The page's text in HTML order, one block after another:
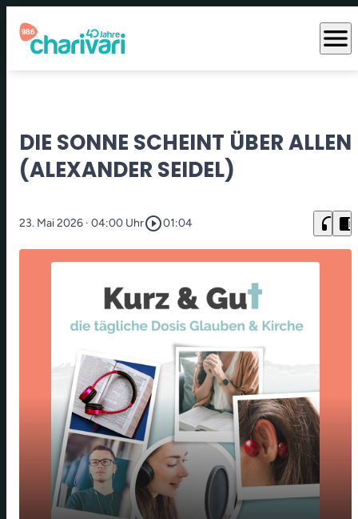
menu
DIE SONNE SCHEINT ÜBER ALLEN
(ALEXANDER SEIDEL)
23. Mai 2026 · 04:00 Uhrplay_circle_outline01:04 headphones chrome_reader_mode